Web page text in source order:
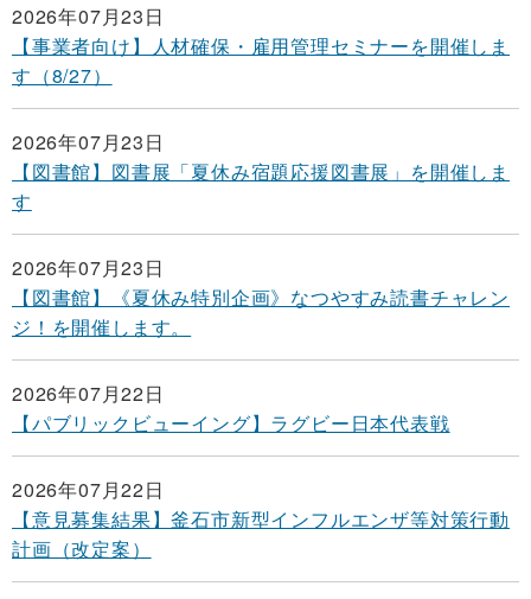
2026年07月23日
【事業者向け】人材確保・雇用管理セミナーを開催しま
す（8/27）
2026年07月23日
【図書館】図書展「夏休み宿題応援図書展」を開催しま
す
2026年07月23日
【図書館】《夏休み特別企画》なつやすみ読書チャレン
ジ！を開催します。
2026年07月22日
【パブリックビューイング】ラグビー日本代表戦
2026年07月22日
【意見募集結果】釜石市新型インフルエンザ等対策行動
計画（改定案）